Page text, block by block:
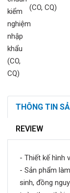
(CO, CQ)
THÔNG TIN
REVIEW
- Thiết kế hình
- Sản phẩm
sinh, đồng